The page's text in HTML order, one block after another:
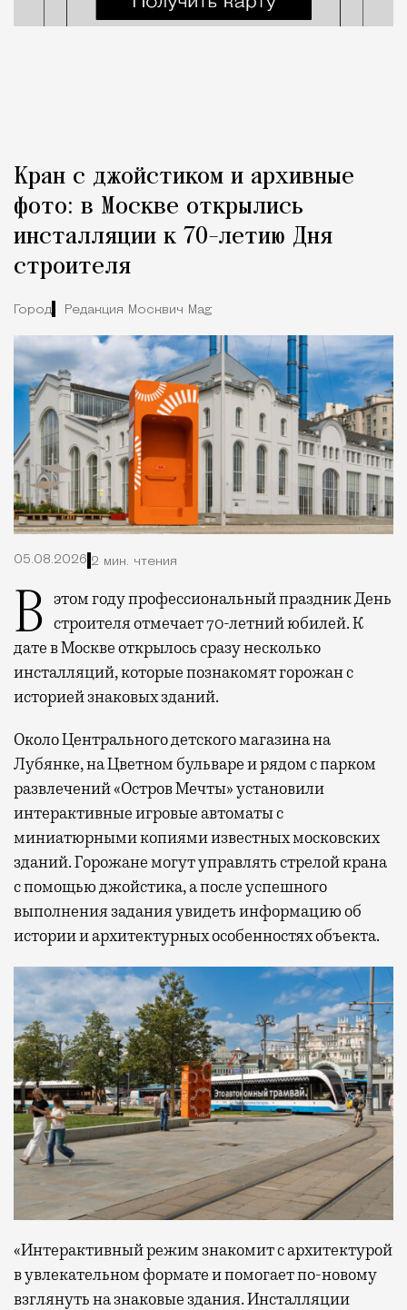
Кран с джойстиком и архивные
фото: в Москве открылись
инсталляции к 70-летию Дня
строителя
Город Редакция Москвич Mag
05.08.2026 2 мин. чтения
В этом году профессиональный праздник День строителя отмечает 70-летний юбилей. К
дате в Москве открылось сразу несколько
инсталляций, которые познакомят горожан с
историей знаковых зданий.
Около Центрального детского магазина на
Лубянке, на Цветном бульваре и рядом с парком
развлечений «Остров Мечты» установили
интерактивные игровые автоматы с
миниатюрными копиями известных московских
зданий. Горожане могут управлять стрелой крана
с помощью джойстика, а после успешного
выполнения задания увидеть информацию об
истории и архитектурных особенностях объекта.
«Интерактивный режим знакомит с архитектурой
в увлекательном формате и помогает по-новому
взглянуть на знаковые здания. Инсталляции